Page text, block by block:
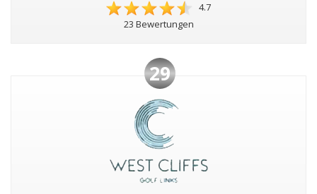
4.7
23 Bewertungen
29